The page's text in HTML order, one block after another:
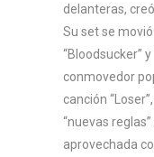
delanteras,
Su set se
“Bloodsucker”
conmovedor
canción
“nuevas
aprovechada